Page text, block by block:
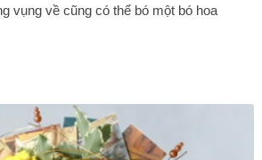
vụng về cũng có thể bó một bó hoa